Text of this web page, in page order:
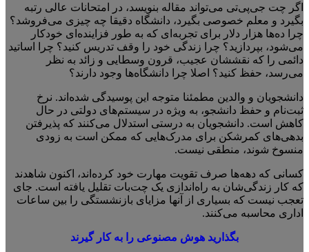
اگر چت جی‌پی‌تی می‌تواند مقاله بنویسد، در امتحانات عالی رتبه
بگیرد و معلم خصوصی بگیرد، دانشگاه دقیقا چه چیزی می‌فروشد؟
چرا ده‌ها هزار دلار برای تجربه‌ای که به طور فزاینده‌ای خودکار
می‌شود، بپردازید؟ چرا زندگی خود را وقف تدریس کنید؟ چرا اساتید
دائمی را که نقششان عجیب، قرون وسطایی و زائد به نظر
می‌رسد، حفظ کنید؟ اصلا چرا دانشگاه‌ها وجود دارند؟
دانشجویان و والدین مطمئنا متوجه این پوسیدگی شده‌اند. نرخ
ثبت‌نام و حفظ دانشجو، به ویژه در سیستم‌های دولتی در حال
کاهش است. دانشجویان به درستی استدلال می‌کنند که پذیرفتن
بدهی‌های کمرشکن برای مدرک‌هایی که ممکن است به زودی
منسوخ شوند، منطقی نیست.
کسانی که دهه‌ها صرف تقویت مهارت خود کرده‌اند، اکنون شاهدند
که کار زندگی‌شان به راه‌اندازی یک چت‌بات تقلیل یافته است. جای
تعجب نیست که بسیاری از آنها مزایای بازنشستگی را بین ساعات
اداری محاسبه می‌کنند.
بگذارید هوش مصنوعی را به کار گیرند